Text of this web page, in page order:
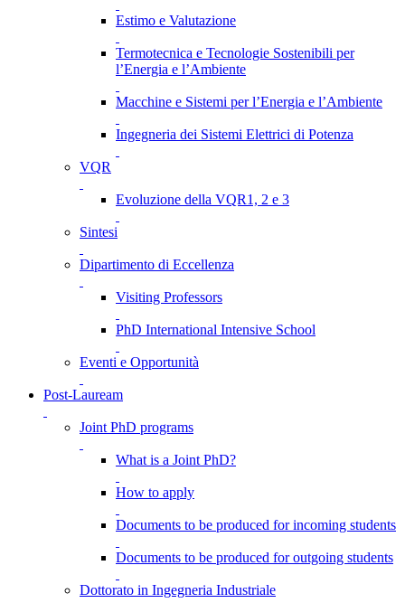
Estimo e Valutazione
Termotecnica e Tecnologie Sostenibili per
l’Energia e l’Ambiente
Macchine e Sistemi per l’Energia e l’Ambiente
Ingegneria dei Sistemi Elettrici di Potenza
VQR
Evoluzione della VQR1, 2 e 3
Sintesi
Dipartimento di Eccellenza
Visiting Professors
PhD International Intensive School
Eventi e Opportunità
Post-Lauream
Joint PhD programs
What is a Joint PhD?
How to apply
Documents to be produced for incoming students
Documents to be produced for outgoing students
Dottorato in Ingegneria Industriale